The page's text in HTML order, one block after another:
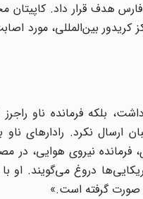
بلکه فرمانده ناو
ارسال نکرد. رادارهای ناو
سرلشکر ستاری، فرمانده نیروی
دروغ می‌گویند. او
صورت گرفته است.»